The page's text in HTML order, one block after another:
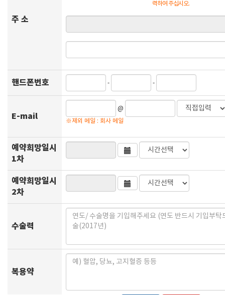
주 소
력하여 주십시오.
핸드폰번호 - -
E-mail
@
※제외 메일 : 회사 메일
예약희망일시
1차
예약희망일시
2차
수술력
복용약